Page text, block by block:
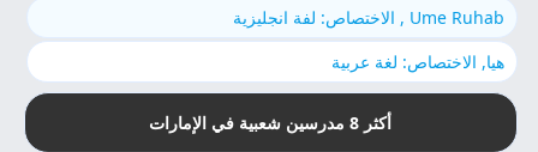
Ume Ruhab , الاختصاص: لفة انجليزية
هيا, الاختصاص: لغة عربية
أكثر 8 مدرسين شعبية في الإمارات